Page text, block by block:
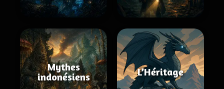
Mythes
indonésiens
L’Héritage